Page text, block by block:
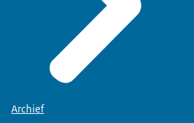
Archief